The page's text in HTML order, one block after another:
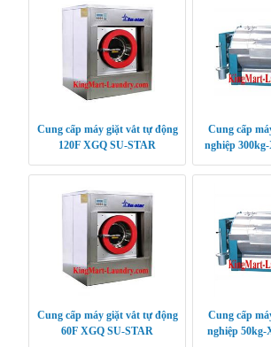
Cung cấp máy giặt vắt tự động
120F XGQ SU-STAR
Cung cấp
nghiệp
Cung cấp máy giặt vắt tự động
60F XGQ SU-STAR
Cung cấp
nghiệp 50kg-